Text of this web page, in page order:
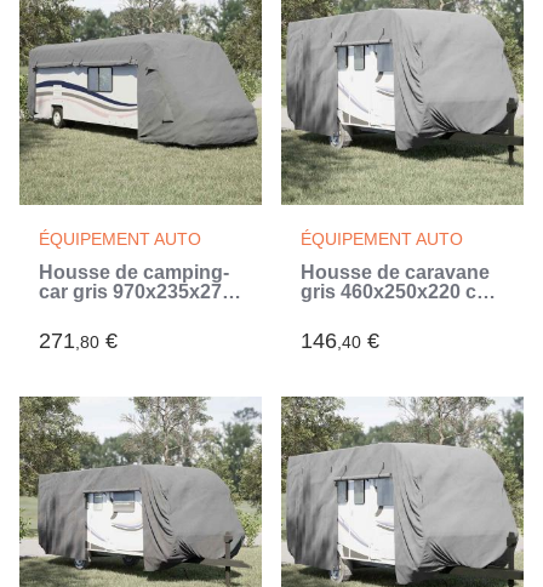
ÉQUIPEMENT AUTO
Housse de camping-
car gris 970x235x275
(Gris)
271,80 €
ÉQUIPEMENT AUTO
Housse de caravane
gris 460x250x220 cm
146,40 €